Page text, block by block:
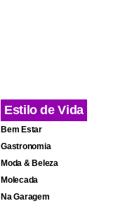
Estilo de Vida
Bem Estar
Gastronomia
Moda & Beleza
Molecada
Na Garagem